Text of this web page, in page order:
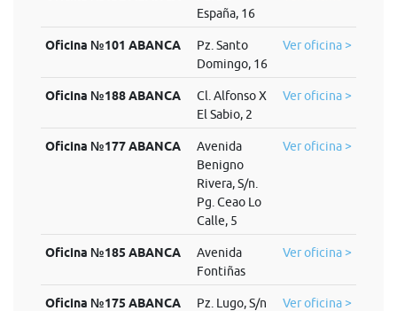
España, 16
Oficina №101 ABANCA
Pz. Santo
Domingo, 16
Ver oficina >
Oficina №188 ABANCA
Cl. Alfonso X
El Sabio, 2
Ver oficina >
Oficina №177 ABANCA
Avenida
Benigno
Rivera, S/n.
Pg. Ceao Lo
Calle, 5
Ver oficina >
Oficina №185 ABANCA
Avenida
Fontiñas
Ver oficina >
Oficina №175 ABANCA Pz. Lugo, S/n Ver oficina >